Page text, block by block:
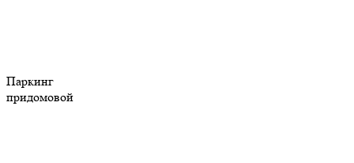
Паркинг
придомовой